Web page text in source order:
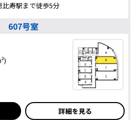
比寿駅まで徒歩5分
607号室
詳細を見る